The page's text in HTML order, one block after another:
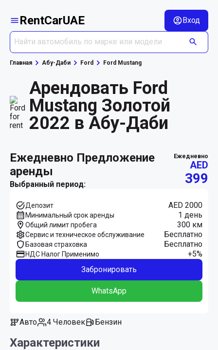
RentCarUAE Вход
Главная Абу-Даби Ford Ford Mustang
Арендовать Ford
Mustang Золотой
2022 в Абу-Даби
ежедневно Предложение
аренды
Выбранный период:
ежедневно
AED
399
Депозит AED 2000
Минимальный срок аренды 1 день
Общий лимит пробега 300 км
Сервис и техническое обслуживание Бесплатно
Базовая страховка Бесплатно
НДС Налог Применимо
+5%
Забронировать
WhatsApp
Авто 4 Человек Бензин
Характеристики